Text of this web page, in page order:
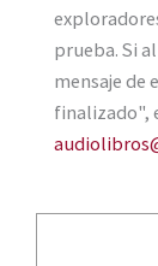
prueba. Si
mensaje de
finalizado",